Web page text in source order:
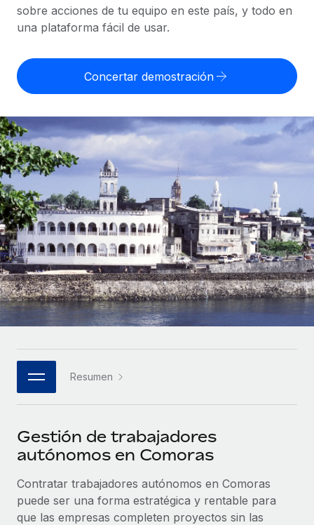
Expándete en todo el mundo sin gastar en entidades.
cumpliendo la normativa.
Integra y gestiona a autónomos globalmente.
PEO
Externaliza tareas laborales complejas.
INFRAESTRUCTURA
Conexión Remote
Integra los RR. HH. en tus flujos de trabajo sin
complicaciones.
Plataforma
Funciones esenciales de RR. HH. integradas para tu
Conectar
Conecta cualquier herramienta de IA con Remote
Optimiza los procesos con herramientas empresariales
esenciales.
SERVICIOS
Explorador estatal de EE. UU.
Simplifica la contratación en todos los estados de EE.
Comparador de Remote
Compáranos con otras empresas.
ETAPAS DE CRECIMIENTO
Startups
Soluciones ágiles de RR. HH. globales y nóminas para
empresas en crecimiento.
Mediana empresa
Amplía tu equipo con soluciones de RR. HH.
personalizadas.
Empresa
RR. HH. globales para grandes empresas.
ASOCIARSE
Socios tecnológicos estratégicos
Integra la gestión de los RR. HH. globales en tu
Asociarse
Descubre oportunidades de colaborar con nosotros.
Remote Build Próximamente
Consultoría de integraciones y automatización con IA.
Calculadora del riesgo de clasificación errónea
Consulta el riesgo de clasificación errónea por país.
cualquier país.
Descubre opciones de divisas y tiempos de pago para
APRENDIZAJE CON REMOTE
Guías y recursos
Casos prácticos
Glosario de RR. HH.
Listas de verificación y plantillas
Biblioteca de descripciones de puestos
Webinarios
Información sobre salarios y talento
Obtén ayuda
English
Nederlands
Français
Deutsch
Español
Italiano
Português (Portugal)
日本語
한국어
中文（简体）
sobre acciones de tu equipo en este país, y todo en
una plataforma fácil de usar.
Concertar demostración
Resumen
Gestión de trabajadores
autónomos en Comoras
Contratar trabajadores autónomos en Comoras
puede ser una forma estratégica y rentable para
que las empresas completen proyectos sin las